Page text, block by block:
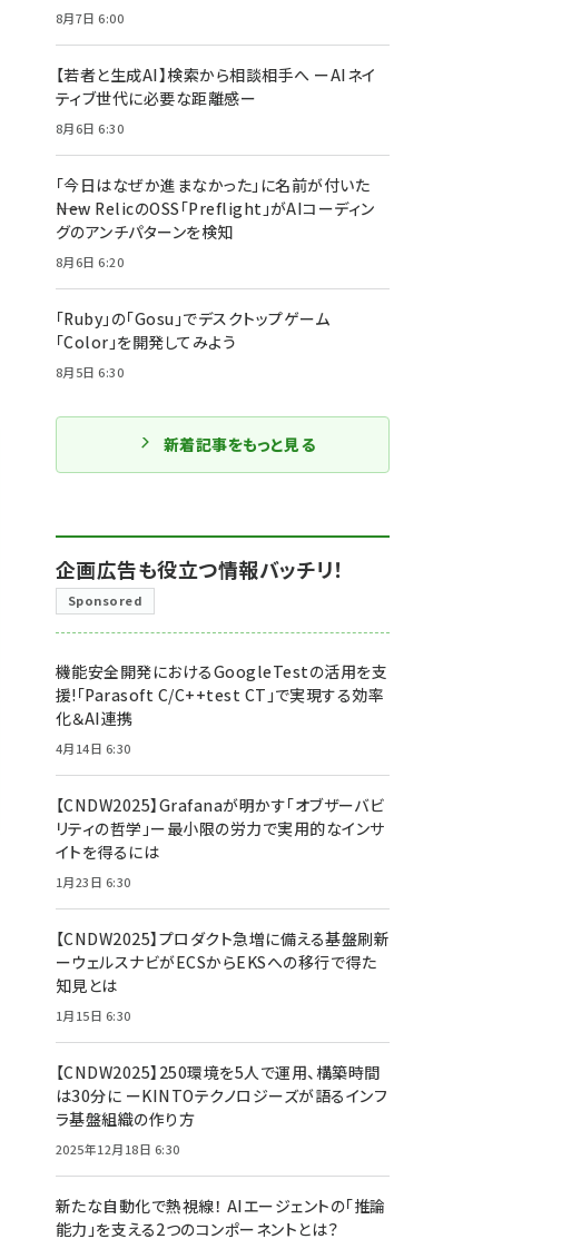
8月7日 6:00
【若者と生成AI】検索から相談相手へ ーAIネイ
ティブ世代に必要な距離感ー
8月6日 6:30
「今日はなぜか進まなかった」に名前が付いた
――New RelicのOSS「Preflight」がAIコーディン
グのアンチパターンを検知
8月6日 6:20
「Ruby」の「Gosu」でデスクトップゲーム
「Color」を開発してみよう
8月5日 6:30
新着記事をもっと見る
企画広告も役立つ情報バッチリ！
Sponsored
機能安全開発におけるGoogleTestの活用を支
援!「Parasoft C/C++test CT」で実現する効率
化＆AI連携
4月14日 6:30
【CNDW2025】Grafanaが明かす「オブザーバビ
リティの哲学」ー最小限の労力で実用的なインサ
イトを得るには
1月23日 6:30
【CNDW2025】プロダクト急増に備える基盤刷新
ーウェルスナビがECSからEKSへの移行で得た
知見とは
1月15日 6:30
【CNDW2025】250環境を5人で運用、構築時間
は30分に ーKINTOテクノロジーズが語るインフ
ラ基盤組織の作り方
2025年12月18日 6:30
新たな自動化で熱視線！ AIエージェントの「推論
能力」を支える2つのコンポーネントとは？